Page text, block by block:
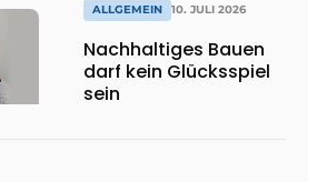
ALLGEMEIN 10. JULI 2026
Nachhaltiges Bauen
darf kein Glücksspiel
sein